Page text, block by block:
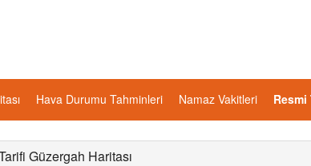
Hava Durumu Tahminleri Namaz Vakitleri
Güzergah Haritası